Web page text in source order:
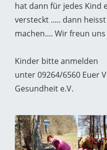
hat dann für jedes Kind
versteckt ..... dann
machen.... Wir freun
Kinder bitte anmelden
unter 09264/6560 Euer
Gesundheit e.V.